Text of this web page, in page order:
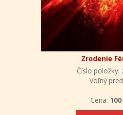
Zrodenie
Číslo položky:
Voľný
Cena: